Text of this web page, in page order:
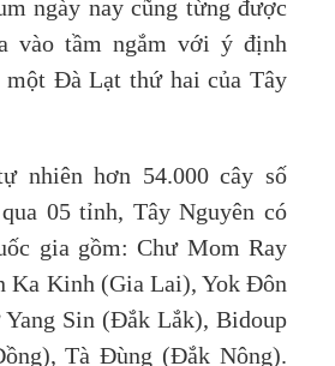
ngày nay cũng từng được
vào tầm ngắm với ý định
một Đà Lạt thứ hai của Tây
nhiên hơn 54.000 cây số
05 tỉnh, Tây Nguyên có
gia gồm: Chư Mom Ray
Ka Kinh (Gia Lai), Yok Đôn
Sin (Đắk Lắk), Bidoup
Tà Đùng (Đắk Nông).